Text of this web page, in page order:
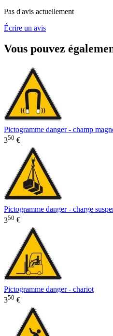
Pas d'avis actuellement
Écrire un avis
Vous pouvez
Pictogramme danger - champ
350 €
Pictogramme danger - charge
350 €
Pictogramme danger - chariot
350 €